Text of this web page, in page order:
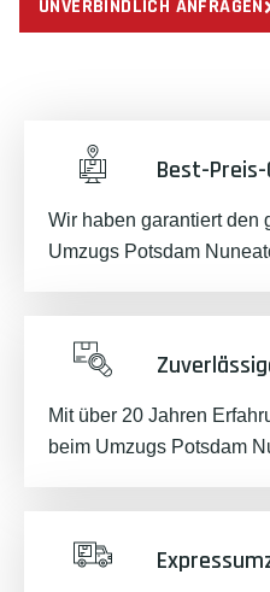
UNVERBINDLICH ANFRAGEN
Best-
Wir haben garantiert den
Umzugs Potsdam
Mit über 20 Jahren
beim Umzugs Potsdam